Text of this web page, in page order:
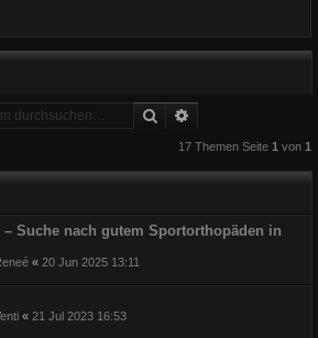
Suche
17 Themen Seite 1 von 1
– Suche nach gutem Sportorthopäden in
« 20 Jun 2025 13:11
« 21 Jul 2023 16:53